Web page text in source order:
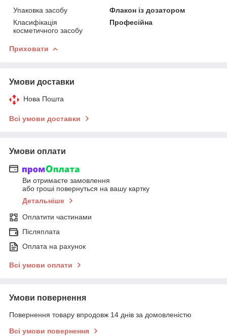
Упаковка засобу
Флакон із дозатором
Класифікація
косметичного засобу
Професійна
Приховати
Умови доставки
Нова Пошта
Всі умови доставки
Умови оплати
Ви отримаєте замовлення
або гроші повернуться на вашу картку
Детальніше
Оплатити частинами
Післяплата
Оплата на рахунок
Всі умови оплати
Умови повернення
Повернення товару впродовж 14 днів за домовленістю
Всі умови повернення